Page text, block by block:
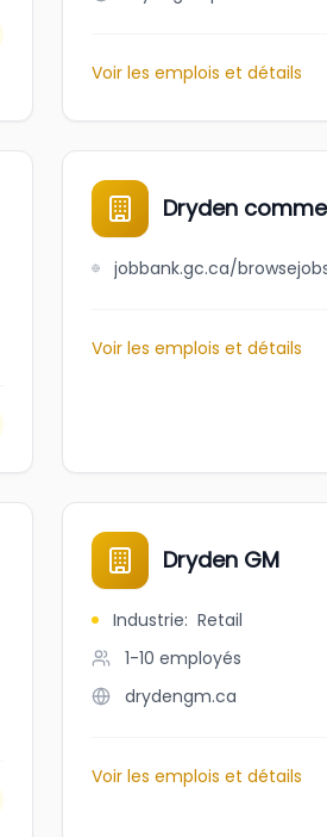
Voir les emplois et détails
Dryden
Voir les emplois et détails
Dryden GM
Industrie: Retail
1-10 employés
drydengm.ca
Voir les emplois et détails